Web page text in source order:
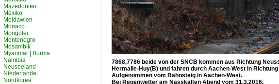
7868,7786 beide von der SNCB kommen aus Richtung
Hermalle-Huy(B) und fahren durch Aachen-West in
Aufgenommen vom Bahnsteig in Aachen-West.
Bei Regenwetter am Nasskalten Abend vom 31.3.2016.
Mazedonien
Mexiko
Moldawien
Monaco
Mongolei
Montenegro
Mosambik
Myanmar | Burma
Namibia
Neuseeland
Niederlande
Nordkorea